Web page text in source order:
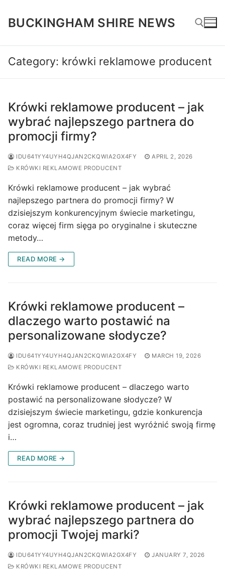
content
BUCKINGHAM SHIRE NEWS
Search for:
Category: krówki reklamowe producent
Krówki reklamowe producent – jak
wybrać najlepszego partnera do
promocji firmy?
IDU641YY4UYH4QJAN2CKQWIA2GX4FY
APRIL 2, 2026
KRÓWKI REKLAMOWE PRODUCENT
Krówki reklamowe producent – jak wybrać
najlepszego partnera do promocji firmy? W
dzisiejszym konkurencyjnym świecie marketingu,
coraz więcej firm sięga po oryginalne i skuteczne
metody…
READ MORE →
Krówki reklamowe producent –
dlaczego warto postawić na
personalizowane słodycze?
IDU641YY4UYH4QJAN2CKQWIA2GX4FY
MARCH 19, 2026
KRÓWKI REKLAMOWE PRODUCENT
Krówki reklamowe producent – dlaczego warto
postawić na personalizowane słodycze? W
dzisiejszym świecie marketingu, gdzie konkurencja
jest ogromna, coraz trudniej jest wyróżnić swoją firmę
i…
READ MORE →
Krówki reklamowe producent – jak
wybrać najlepszego partnera do
promocji Twojej marki?
IDU641YY4UYH4QJAN2CKQWIA2GX4FY
JANUARY 7, 2026
KRÓWKI REKLAMOWE PRODUCENT